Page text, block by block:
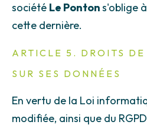
société Le Pontons'oblige
cette dernière.
ARTICLE 5. DROITS
SUR SES DONNÉES
En vertu de la Loi
modifiée, ainsi que du